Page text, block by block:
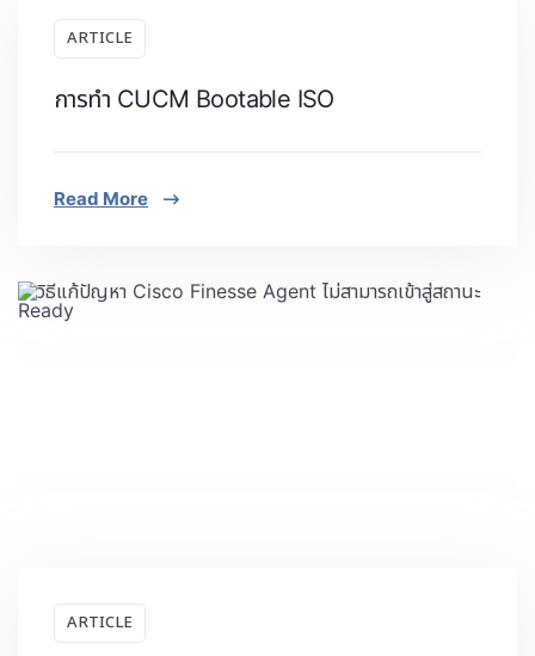
ARTICLE
การทำ CUCM Bootable ISO
Read More
ARTICLE